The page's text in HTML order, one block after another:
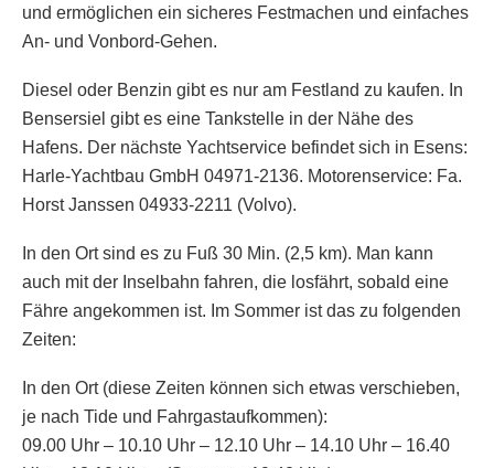
und ermöglichen ein sicheres Festmachen und einfaches
An- und Vonbord-Gehen.
Diesel oder Benzin gibt es nur am Festland zu kaufen. In
Bensersiel gibt es eine Tankstelle in der Nähe des
Hafens. Der nächste Yachtservice befindet sich in Esens:
Harle-Yachtbau GmbH 04971-2136. Motorenservice: Fa.
Horst Janssen 04933-2211 (Volvo).
In den Ort sind es zu Fuß 30 Min. (2,5 km). Man kann
auch mit der Inselbahn fahren, die losfährt, sobald eine
Fähre angekommen ist. Im Sommer ist das zu folgenden
Zeiten:
In den Ort (diese Zeiten können sich etwas verschieben,
je nach Tide und Fahrgastaufkommen):
09.00 Uhr – 10.10 Uhr – 12.10 Uhr – 14.10 Uhr – 16.40